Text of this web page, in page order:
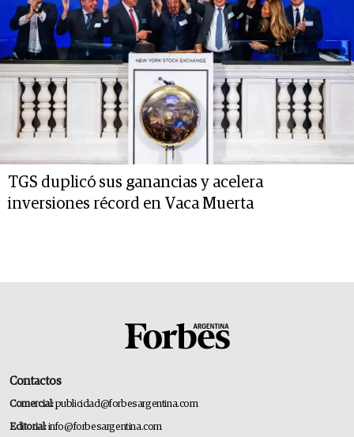
TGS duplicó sus ganancias y acelera
inversiones récord en Vaca Muerta
Contactos
Comercial:publicidad@forbesargentina.com
Editorial:info@forbesargentina.com